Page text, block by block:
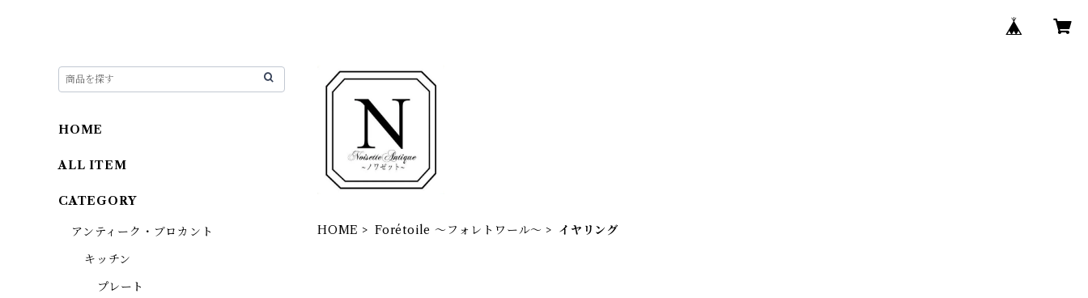
HOME Forétoile ～フォレトワール～ イヤリング
HOME
ALL ITEM
CATEGORY
アンティーク・ブロカント
キッチン
プレート